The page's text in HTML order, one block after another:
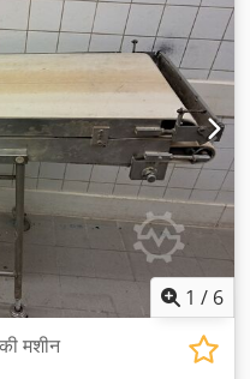
1 / 6
मशीन